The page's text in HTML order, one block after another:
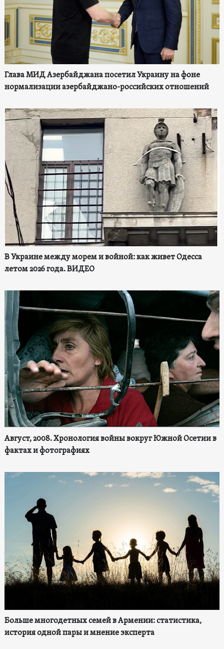
Глава МИД Азербайджана посетил Украину на фоне
нормализации азербайджано-российских отношений
В Украине между морем и войной: как живет Одесса
летом 2026 года. ВИДЕО
Август, 2008. Хронология войны вокруг Южной Осетии в
фактах и фотографиях
Больше многодетных семей в Армении: статистика,
история одной пары и мнение эксперта